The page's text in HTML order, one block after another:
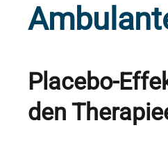
Placebo-
den